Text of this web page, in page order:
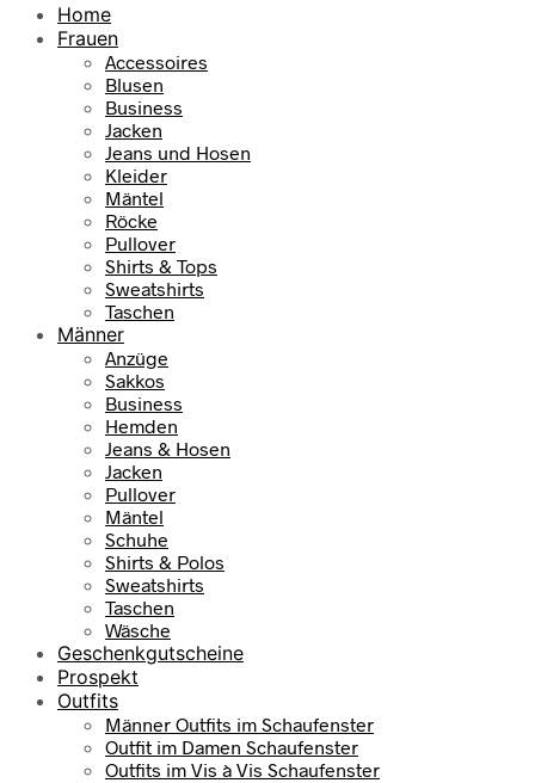
Home
Frauen
Accessoires
Blusen
Business
Jacken
Jeans und Hosen
Kleider
Mäntel
Röcke
Pullover
Shirts & Tops
Sweatshirts
Taschen
Männer
Anzüge
Sakkos
Business
Hemden
Jeans & Hosen
Jacken
Pullover
Mäntel
Schuhe
Shirts & Polos
Sweatshirts
Taschen
Wäsche
Geschenkgutscheine
Prospekt
Outfits
Männer Outfits im Schaufenster
Outfit im Damen Schaufenster
Outfits im Vis à Vis Schaufenster